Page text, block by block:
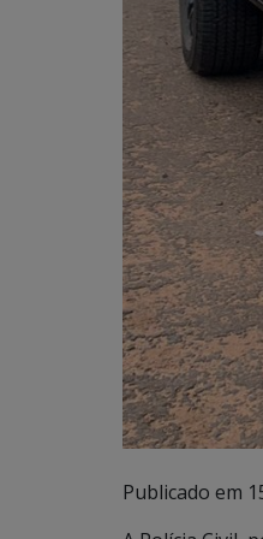
Publicado em